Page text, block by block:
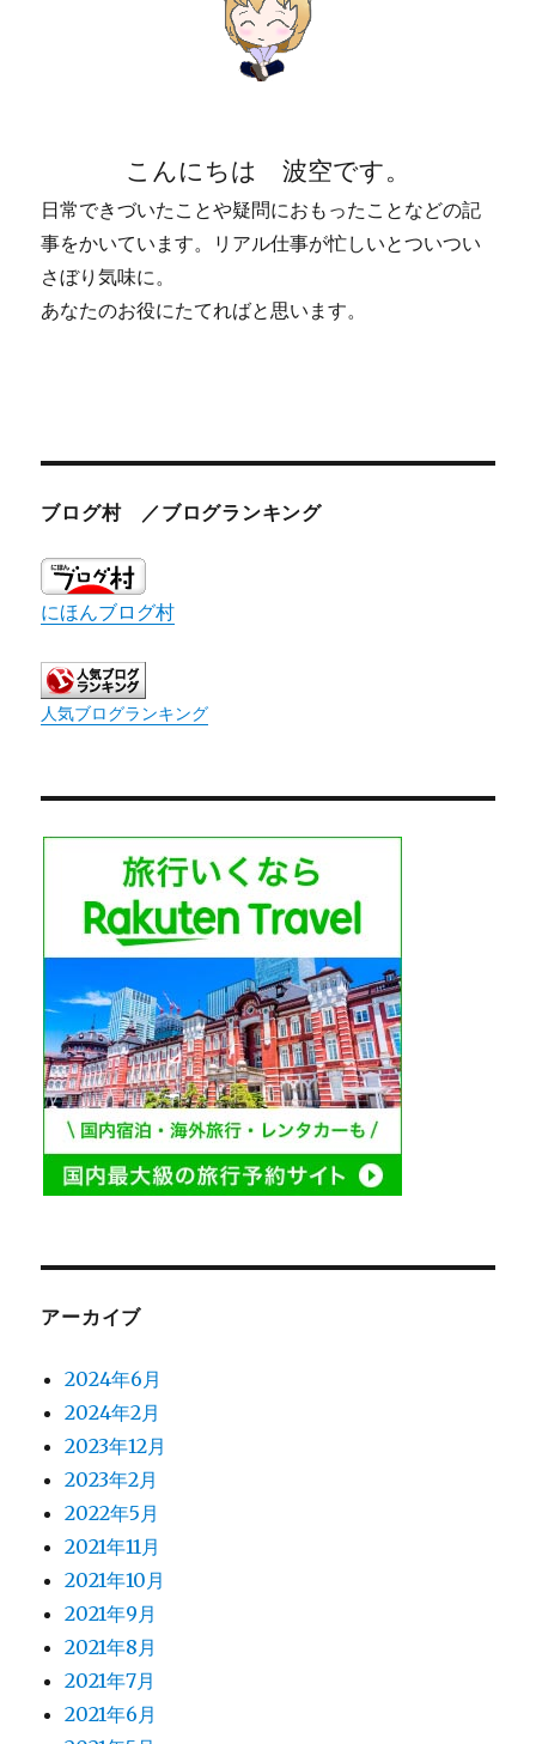
こんにちは 波空です。
日常できづいたことや疑問におもったことなどの記
事をかいています。リアル仕事が忙しいとついつい
さぼり気味に。
あなたのお役にたてればと思います。
ブログ村 ／ブログランキング
にほんブログ村
人気ブログランキング
アーカイブ
2024年6月
2024年2月
2023年12月
2023年2月
2022年5月
2021年11月
2021年10月
2021年9月
2021年8月
2021年7月
2021年6月